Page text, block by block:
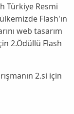
Türkiye Resmi
Flash'ın
web tasarım
2.Ödüllü Flash
2.si için